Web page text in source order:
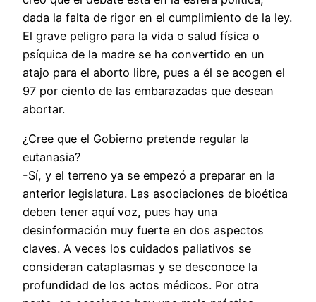
dada la falta de rigor en el cumplimiento de la ley.
El grave peligro para la vida o salud física o
psíquica de la madre se ha convertido en un
atajo para el aborto libre, pues a él se acogen el
97 por ciento de las embarazadas que desean
abortar.
¿Cree que el Gobierno pretende regular la
eutanasia?
-Sí, y el terreno ya se empezó a preparar en la
anterior legislatura. Las asociaciones de bioética
deben tener aquí voz, pues hay una
desinformación muy fuerte en dos aspectos
claves. A veces los cuidados paliativos se
consideran cataplasmas y se desconoce la
profundidad de los actos médicos. Por otra